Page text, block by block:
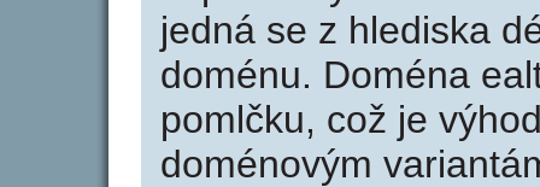
jedná se z hlediska
doménu. Doména
pomlčku, což je
doménovým